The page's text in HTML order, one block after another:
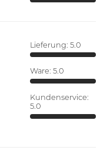
Lieferung: 5.0
Ware: 5.0
Kundenservice:
5.0